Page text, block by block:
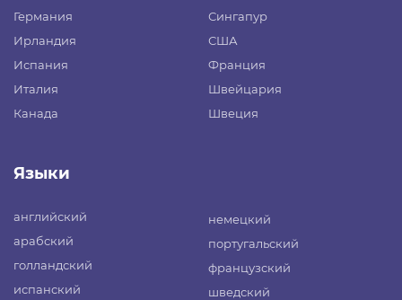
Германия
Ирландия
Испания
Италия
Канада
Сингапур
США
Франция
Швейцария
Швеция
Языки
английский
арабский
голландский
испанский
немецкий
португальский
французский
шведский